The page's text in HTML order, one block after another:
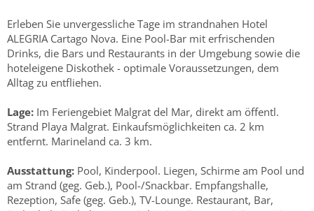
Erleben Sie unvergessliche Tage im strandnahen Hotel
ALEGRIA Cartago Nova. Eine Pool-Bar mit erfrischenden
Drinks, die Bars und Restaurants in der Umgebung sowie die
hoteleigene Diskothek - optimale Voraussetzungen, dem
Alltag zu entfliehen.
Lage: Im Feriengebiet Malgrat del Mar, direkt am öffentl.
Strand Playa Malgrat. Einkaufsmöglichkeiten ca. 2 km
entfernt. Marineland ca. 3 km.
Ausstattung: Pool, Kinderpool. Liegen, Schirme am Pool und
am Strand (geg. Geb.), Pool-/Snackbar. Empfangshalle,
Rezeption, Safe (geg. Geb.), TV-Lounge. Restaurant, Bar,